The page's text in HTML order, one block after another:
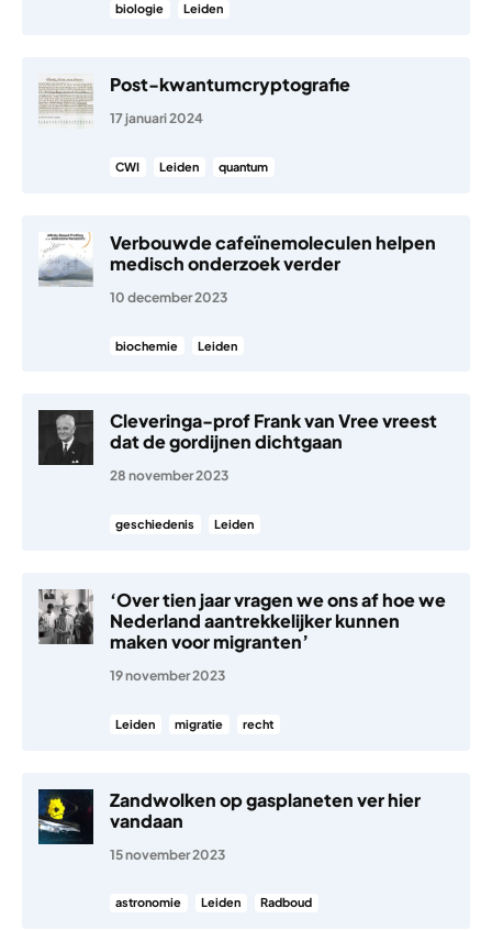
biologie Leiden
Post-kwantumcryptografie
17 januari 2024
CWI Leiden quantum
Verbouwde cafeïnemoleculen helpen
medisch onderzoek verder
10 december 2023
biochemie Leiden
Cleveringa-prof Frank van Vree vreest
dat de gordijnen dichtgaan
28 november 2023
geschiedenis Leiden
‘Over tien jaar vragen we ons af hoe we
Nederland aantrekkelijker kunnen
maken voor migranten’
19 november 2023
Leiden migratie recht
Zandwolken op gasplaneten ver hier
vandaan
15 november 2023
astronomie Leiden Radboud